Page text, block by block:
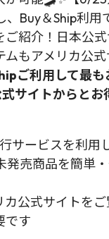
、Buy＆Ship利用
ご紹介！日本公
ムもアメリカ公
ご利用して最も
サイトからとお
サービスを利用
発売商品を簡単
公式サイトを
です